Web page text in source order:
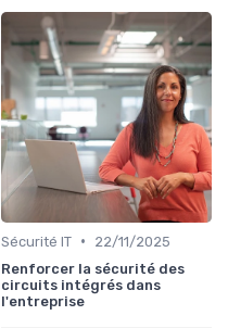
Sécurité IT •
22/11/2025
Renforcer la sécurité des
circuits intégrés dans
l'entreprise